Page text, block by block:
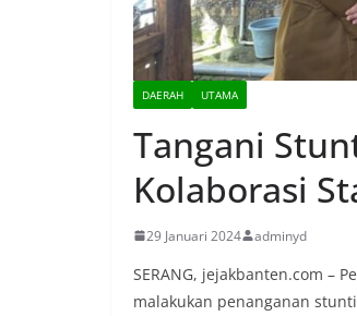
DAERAH UTAMA
Tangani
Kolaborasi
29 Januari 2024 adminyd
SERANG, jejakbanten.com –
malakukan penanganan